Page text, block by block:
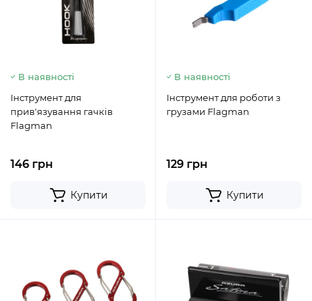
В наявності
Інструмент для
прив'язування гачків
Flagman
146 грн
Купити
В наявності
Інструмент для роботи з
грузами Flagman
129 грн
Купити